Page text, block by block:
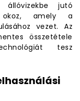
jutó
okoz, amely a
vezet. Az
összetétele
tesz